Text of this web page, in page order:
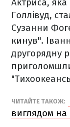
Голлівуд,
Сузанни
кинув".
другорядну
ЧИТАЙТЕ ТАКОЖ:
виглядом на